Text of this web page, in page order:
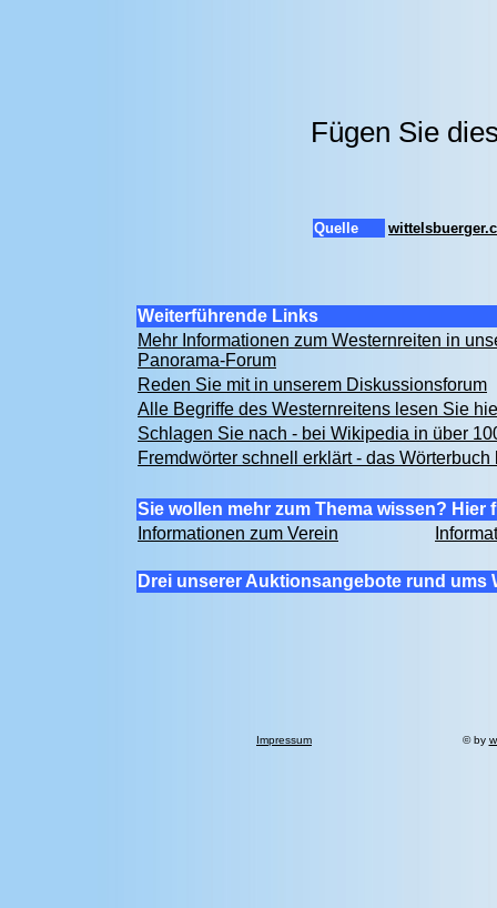
Fügen Sie
Quelle
Weiterführende Links
Mehr Informationen zum Westernreiten in
Panorama-Forum
Reden Sie mit in unserem Diskussionsforum
Alle Begriffe des Westernreitens lesen Sie
Schlagen Sie nach - bei Wikipedia in über
Fremdwörter schnell erklärt - das Wörterbuch
Sie wollen mehr zum Thema wissen? Hier
Informationen zum Verein
Drei unserer Auktionsangebote rund ums
Impressum © by